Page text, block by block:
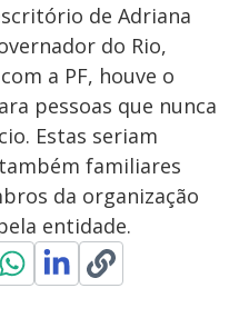
de Adriana
do Rio,
a PF, houve o
pessoas que nunca
Estas seriam
familiares
da organização
entidade.